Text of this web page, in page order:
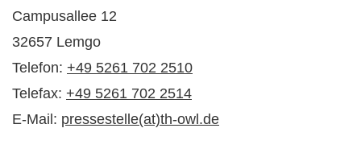
Campusallee 12
32657 Lemgo
Telefon: +49 5261 702 2510
Telefax: +49 5261 702 2514
E-Mail: pressestelle(at)th-owl.de